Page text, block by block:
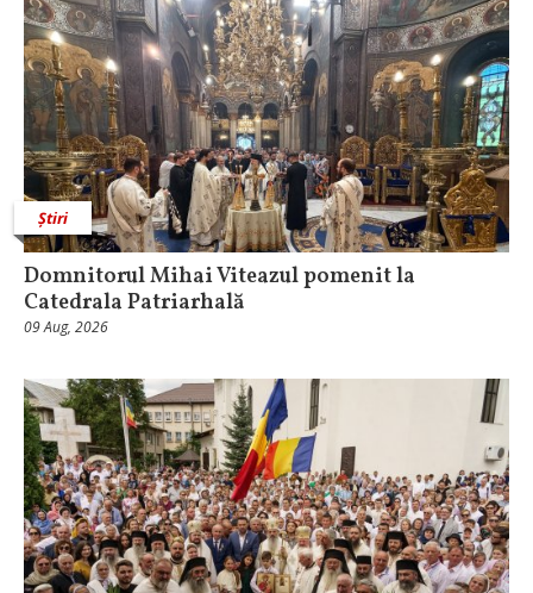
Știri
Domnitorul Mihai Viteazul pomenit la
Catedrala Patriarhală
09 Aug, 2026